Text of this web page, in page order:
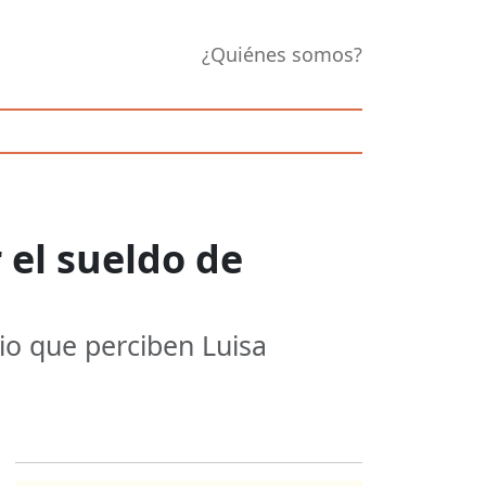
¿Quiénes somos?
sueldo de
que perciben Luisa